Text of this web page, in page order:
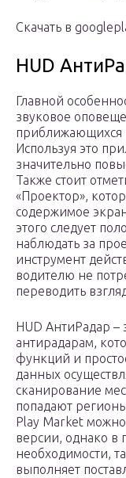
Скачать в
HUD
Главной
звуковое
приближающихся
Используя это
значительно
Также стоит
«Проектор»,
содержимое
этого следует
наблюдать за
инструмент
водителю не
переводить
HUD АнтиРадар –
антирадарам,
функций и
данных
сканирование
попадают
Play Market можно
версии, однако в
необходимости,
выполняет